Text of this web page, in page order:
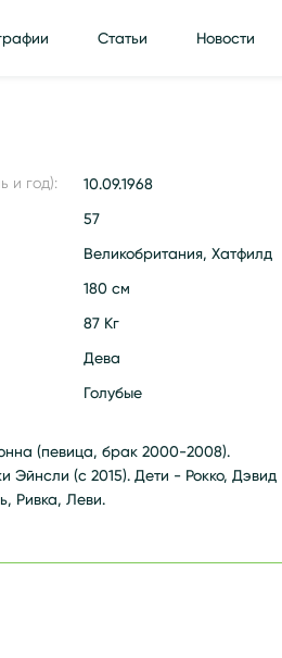
Статьи Новости
и год): 10.09.1968
57
Великобритания, Хатфилд
180 см
87 Кг
Дева
Голубые
(певица, брак 2000-2008).
Эйнсли (с 2015). Дети - Рокко, Дэвид
Ривка, Леви.